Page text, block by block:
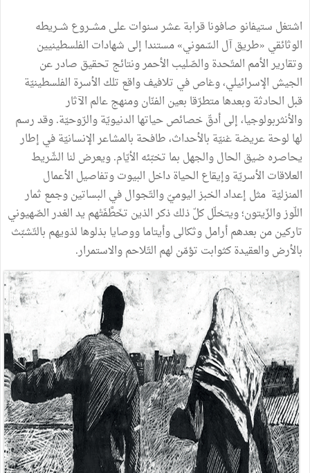
اشتغل ستيفانو صافونا قرابة عشر سنوات على مشــروع شــريطه
الوثائقي «طريق آل السّموني» مستندا إلى شهادات الفلسطينيين
وتقارير الأمم المتّحدة والصّليب الأحمر ونتائج تحقيق صادر عن
الجيش الإسرائيلي، وغاص في تلافيف واقع تلك الأسرة الفلسطينيّة
قبل الحادثة وبعدها متطرّقا بعين الفنّان ومنهج عالم الآثار
والأنثربولوجيا، إلى أدقّ خصائص حياتها الدنيويّة والرّوحيّة. وقد رسم
لها لوحة عريضة غنيّة بالأحداث، طافحة بالمشاعر الإنسانيّة في إطار
يحاصره ضيق الحال والجهل بما تخبّئه الأيّام. ويعرض لنا الشّريط
العلاقات الأسريّة وإيقاع الحياة داخل البيوت وتفاصيل الأعمال
المنزليّة مثل إعداد الخبز اليوميّ والتّجوال في البساتين وجمع ثمار
اللّوز والزّيتون؛ ويتخلّل كلّ ذلك ذكر الذين تخَطَّفَتْهم يد الغدر الصّهيوني
تاركين من بعدهم أرامل وثكالى وأيتاما ووصايا بذلوها لذويهم بالتّشبّث
بالأرض والعقيدة كثوابت تؤمّن لهم التّلاحم والاستمرار.